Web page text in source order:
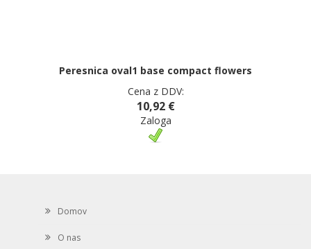
Peresnica oval1 base compact flowers
Cena z DDV:
10,92 €
Zaloga
Domov
O nas